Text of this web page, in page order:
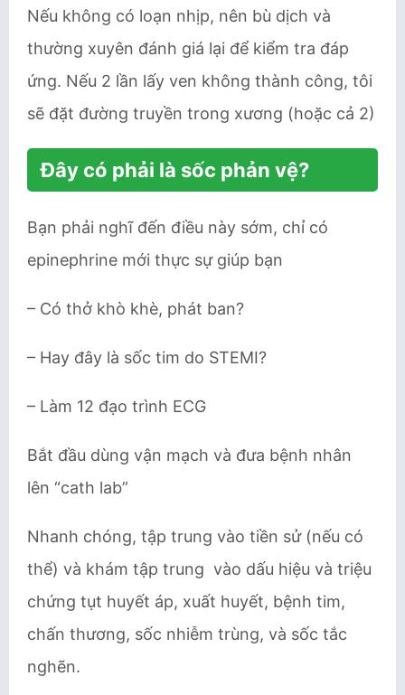
Nếu không có loạn nhịp, nên bù dịch và
thường xuyên đánh giá lại để kiểm tra đáp
ứng. Nếu 2 lần lấy ven không thành công, tôi
sẽ đặt đường truyền trong xương (hoặc cả 2)
Đây có phải là sốc phản vệ?
Bạn phải nghĩ đến điều này sớm, chỉ có
epinephrine mới thực sự giúp bạn
– Có thở khò khè, phát ban?
– Hay đây là sốc tim do STEMI?
– Làm 12 đạo trình ECG
Bắt đầu dùng vận mạch và đưa bệnh nhân
lên “cath lab”
Nhanh chóng, tập trung vào tiền sử (nếu có
thể) và khám tập trung vào dấu hiệu và triệu
chứng tụt huyết áp, xuất huyết, bệnh tim,
chấn thương, sốc nhiễm trùng, và sốc tắc
nghẽn.